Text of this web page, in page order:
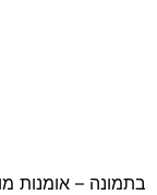
בתמונה – אומנות